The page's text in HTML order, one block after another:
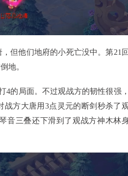
但他们地府的小死亡没中。第21
地。
的局面。不过观战方的韧性很强
战方大唐用3点灵元的断剑秒杀了
音三叠还下滑到了观战方神木林